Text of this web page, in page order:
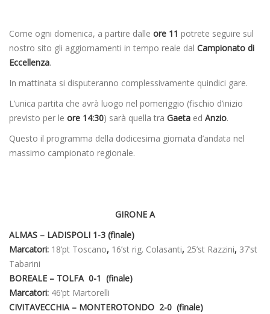
Come ogni domenica, a partire dalle ore 11 potrete seguire sul
nostro sito gli aggiornamenti in tempo reale dal Campionato di
Eccellenza.
In mattinata si disputeranno complessivamente quindici gare.
L’unica partita che avrà luogo nel pomeriggio (fischio d’inizio
previsto per le ore 14:30) sarà quella tra Gaeta ed Anzio.
Questo il programma della dodicesima giornata d’andata nel
massimo campionato regionale.
GIRONE A
ALMAS – LADISPOLI 1-3 (finale)
Marcatori: 18’pt Toscano, 16’st rig. Colasanti, 25’st Razzini, 37’st
Tabarini
BOREALE – TOLFA 0-1 (finale)
Marcatori: 46’pt Martorelli
CIVITAVECCHIA – MONTEROTONDO 2-0 (finale)